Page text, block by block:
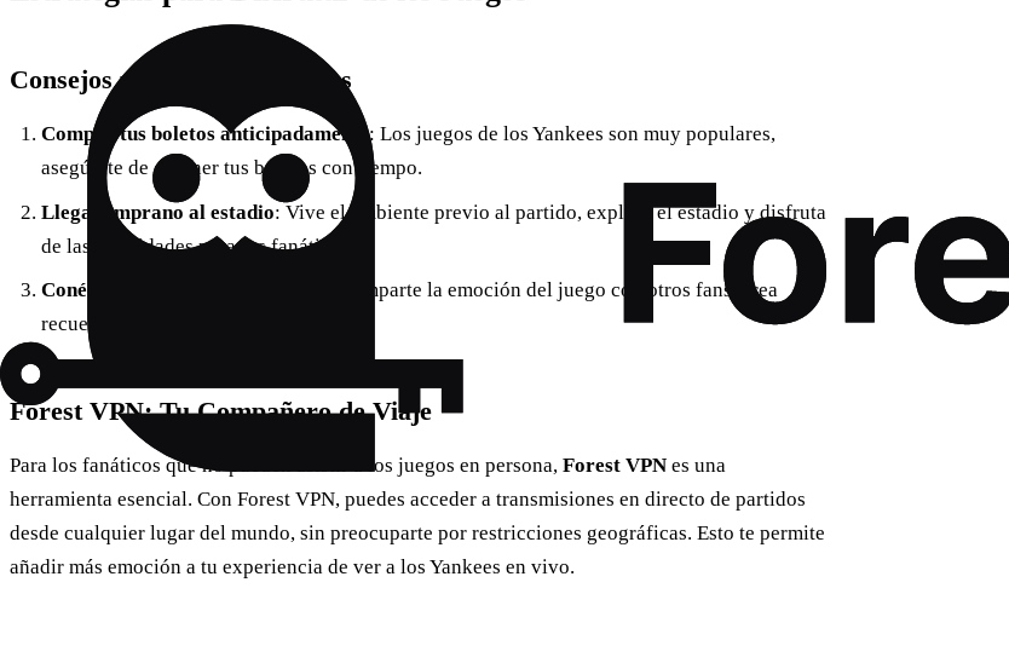
Consejos para los Aficionados
Compra tus boletos anticipadamente: Los juegos de los Yankees son muy populares,
asegúrate de obtener tus boletos con tiempo.
Llega temprano al estadio: Vive el ambiente previo al partido, explora el estadio y disfruta
de las actividades para los fanáticos.
Conéctate con otros aficionados
: Comparte la emoción del juego con otros fans, crea
recuerdos y nuevas amistades.
Forest VPN: Tu Compañero de Viaje
Para los fanáticos que no pueden asistir a los juegos en persona, Forest VPN es una
herramienta esencial. Con Forest VPN, puedes acceder a transmisiones en directo de partidos
desde cualquier lugar del mundo, sin preocuparte por restricciones geográficas. Esto te permite
añadir más emoción a tu experiencia de ver a los Yankees en vivo.